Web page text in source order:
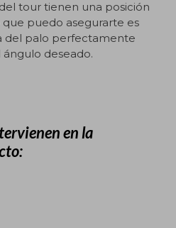
tour tienen una posición
puedo asegurarte es
del palo perfectamente
deseado.
en la